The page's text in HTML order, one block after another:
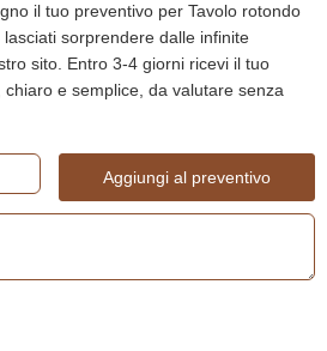
il tuo preventivo per Tavolo rotondo
sorprendere dalle infinite
sito. Entro 3-4 giorni ricevi il tuo
e semplice, da valutare senza
Aggiungi al preventivo